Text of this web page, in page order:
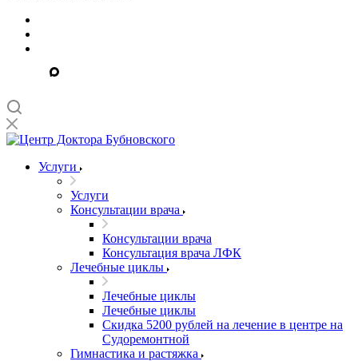
Услуги
Услуги
Консультации врача
Консультации врача
Консультация врача ЛФК
Лечебные циклы
Лечебные циклы
Лечебные циклы
Скидка 5200 рублей на лечение в центре на
Судоремонтной
Гимнастика и растяжка